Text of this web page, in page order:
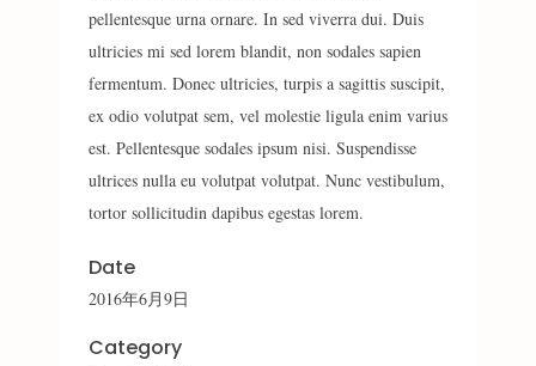
pellentesque urna ornare. In sed viverra dui. Duis
ultricies mi sed lorem blandit, non sodales sapien
fermentum. Donec ultricies, turpis a sagittis suscipit,
ex odio volutpat sem, vel molestie ligula enim varius
est. Pellentesque sodales ipsum nisi. Suspendisse
ultrices nulla eu volutpat volutpat. Nunc vestibulum,
tortor sollicitudin dapibus egestas lorem.
Date
2016年6月9日
Category